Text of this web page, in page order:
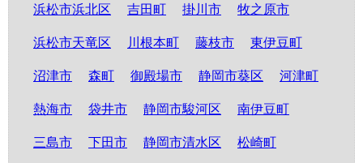
浜松市浜北区
吉田町 掛川市 牧之原市
浜松市天竜区 川根本町 藤枝市 東伊豆町
沼津市 森町 御殿場市 静岡市葵区 河津町
熱海市 袋井市 静岡市駿河区 南伊豆町
三島市 下田市 静岡市清水区 松崎町